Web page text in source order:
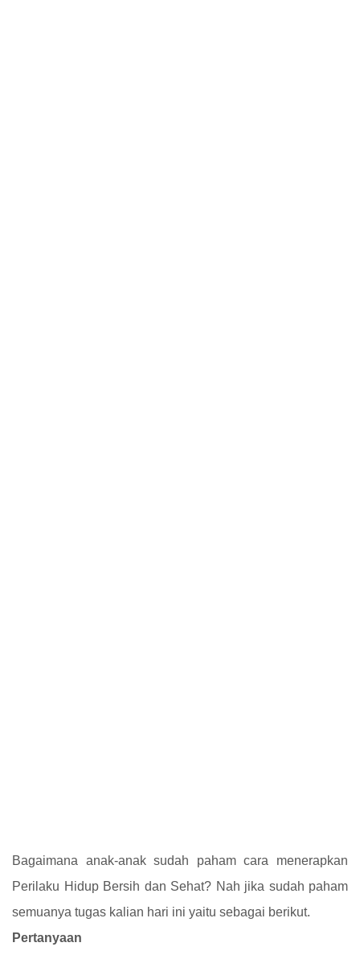
Bagaimana anak-anak sudah paham cara menerapkan
Perilaku Hidup Bersih dan Sehat? Nah jika sudah paham
semuanya tugas kalian hari ini yaitu sebagai berikut.
Pertanyaan